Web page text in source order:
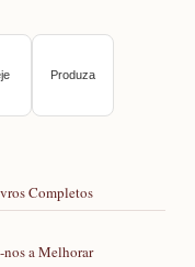
Produza
Completos
a Melhorar